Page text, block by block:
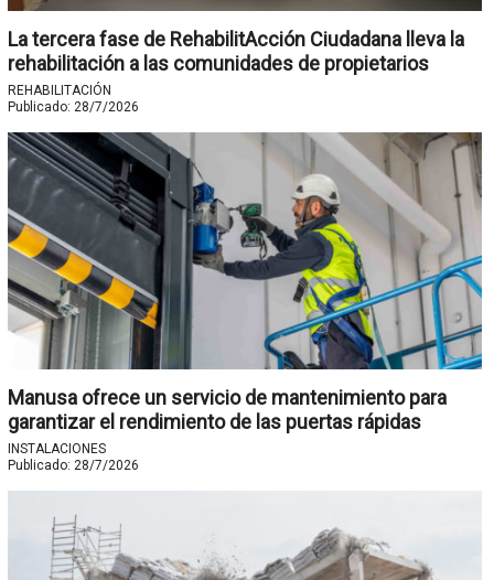
La tercera fase de RehabilitAcción Ciudadana lleva la
rehabilitación a las comunidades de propietarios
REHABILITACIÓN
Publicado: 28/7/2026
Manusa ofrece un servicio de mantenimiento para
garantizar el rendimiento de las puertas rápidas
INSTALACIONES
Publicado: 28/7/2026